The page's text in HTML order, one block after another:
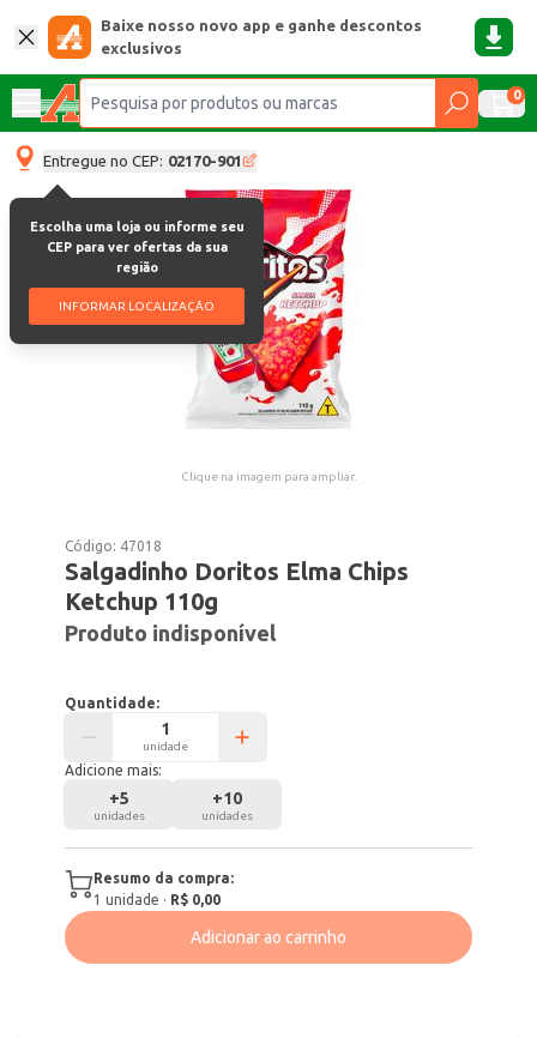
Baixe nosso novo app e ganhe descontos
exclusivos
0
Entregue no CEP: 02170-901
Escolha uma loja ou informe seu
CEP para ver ofertas da sua
região
INFORMAR LOCALIZAÇÃO
Clique na imagem para ampliar.
Código: 47018
Salgadinho Doritos Elma Chips
Ketchup 110g
Produto indisponível
Quantidade:
unidade
Adicione mais:
+5
unidades
+10
unidades
Resumo da compra:
1 unidade · R$ 0,00
Adicionar ao carrinho